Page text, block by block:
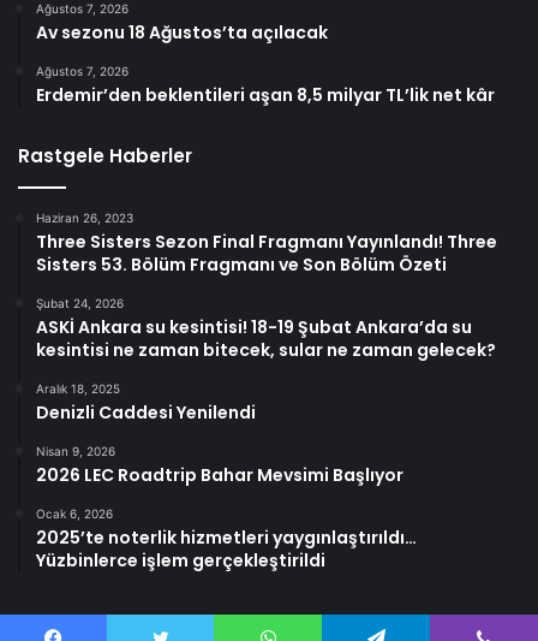
Ağustos 7, 2026
Av sezonu 18 Ağustos’ta açılacak
Ağustos 7, 2026
Erdemir’den beklentileri aşan 8,5 milyar TL’lik net kâr
Rastgele Haberler
Haziran 26, 2023
Three Sisters Sezon Final Fragmanı Yayınlandı! Three
Sisters 53. Bölüm Fragmanı ve Son Bölüm Özeti
Şubat 24, 2026
ASKİ Ankara su kesintisi! 18-19 Şubat Ankara’da su
kesintisi ne zaman bitecek, sular ne zaman gelecek?
Aralık 18, 2025
Denizli Caddesi Yenilendi
Nisan 9, 2026
2026 LEC Roadtrip Bahar Mevsimi Başlıyor
Ocak 6, 2026
2025’te noterlik hizmetleri yaygınlaştırıldı…
Yüzbinlerce işlem gerçekleştirildi